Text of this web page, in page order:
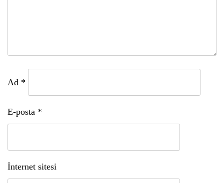
Ad *
E-posta *
İnternet sitesi